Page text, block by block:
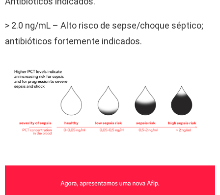
> 2.0 ng/mL – Alto risco de sepse/choque séptico;
antibióticos fortemente indicados.